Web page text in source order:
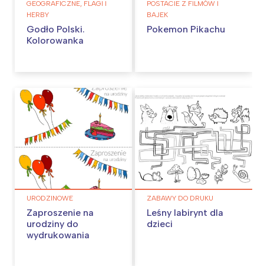
GEOGRAFICZNE, FLAGI I
HERBY
Godło Polski.
Kolorowanka
POSTACIE Z FILMÓW I
BAJEK
Pokemon Pikachu
URODZINOWE
Zaproszenie na
urodziny do
wydrukowania
ZABAWY DO DRUKU
Leśny labirynt dla
dzieci